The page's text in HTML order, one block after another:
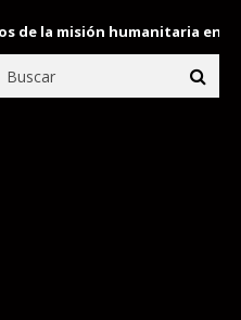
misión humanitaria enviada